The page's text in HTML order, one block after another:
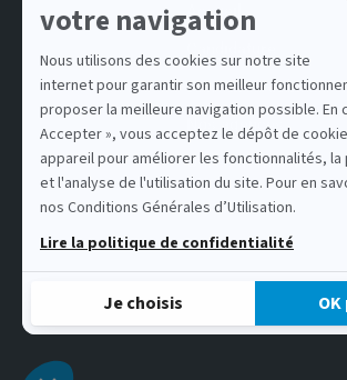
Accueil
Conseils candidats
Nos agences
Offres d'emploi